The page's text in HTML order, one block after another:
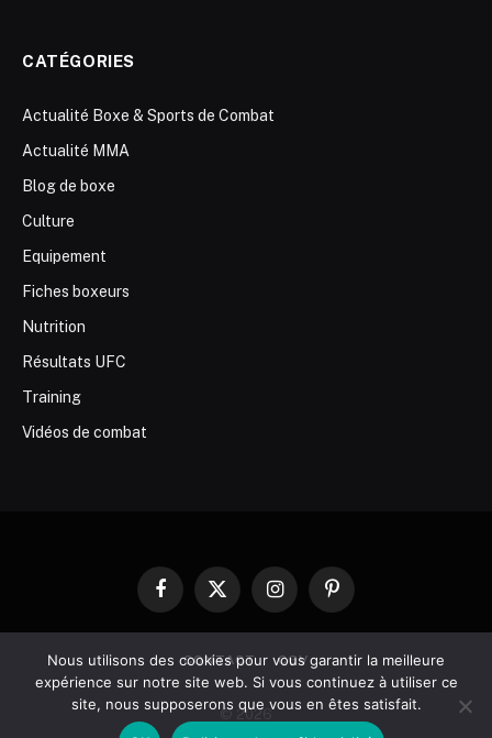
CATÉGORIES
Actualité Boxe & Sports de Combat
Actualité MMA
Blog de boxe
Culture
Equipement
Fiches boxeurs
Nutrition
Résultats UFC
Training
Vidéos de combat
Facebook
X
InstagramPinterest
CONTACT CGV
© 2026
Nous utilisons des cookies pour vous garantir la meilleure
expérience sur notre site web. Si vous continuez à utiliser ce
site, nous supposerons que vous en êtes satisfait.